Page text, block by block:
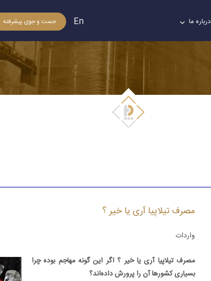
درباره ما جست و جوی پیشرفته En
مصرف تیلاپیا آری یا خیر ؟
مصرف تیلاپیا آری یا خیر ؟
واردات
مصرف تیلاپیا آری یا خیر ؟اگر این گونه مهاجم بوده چرا
بسیاری کشورها آن را پرورش داده‌اند؟